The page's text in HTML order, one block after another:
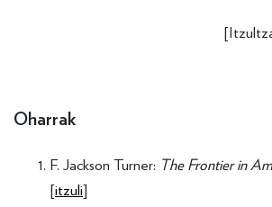
Oharrak
F. Jackson Turner: The Frontier in
[itzuli]